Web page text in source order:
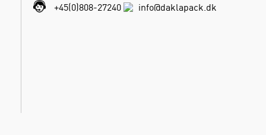
+45(0)808-27240
info@daklapack.dk